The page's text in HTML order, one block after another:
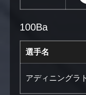
100Ba
選手名
アディニングラ